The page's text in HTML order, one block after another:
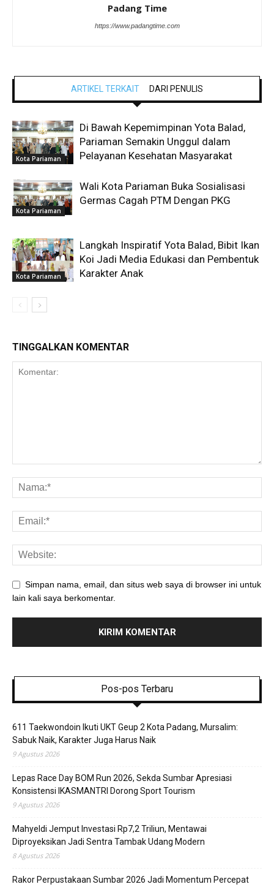
Padang Time
https://www.padangtime.com
ARTIKEL TERKAIT DARI PENULIS
Kota Pariaman
Di Bawah Kepemimpinan Yota Balad,
Pariaman Semakin Unggul dalam
Pelayanan Kesehatan Masyarakat
Kota Pariaman
Wali Kota Pariaman Buka Sosialisasi
Germas Cagah PTM Dengan PKG
Kota Pariaman
Langkah Inspiratif Yota Balad, Bibit Ikan
Koi Jadi Media Edukasi dan Pembentuk
Karakter Anak
TINGGALKAN KOMENTAR
Simpan nama, email, dan situs web saya di browser ini untuk
lain kali saya berkomentar.
Pos-pos Terbaru
611 Taekwondoin Ikuti UKT Geup 2 Kota Padang, Mursalim:
Sabuk Naik, Karakter Juga Harus Naik
9 Agustus 2026
Lepas Race Day BOM Run 2026, Sekda Sumbar Apresiasi
Konsistensi IKASMANTRI Dorong Sport Tourism
9 Agustus 2026
Mahyeldi Jemput Investasi Rp7,2 Triliun, Mentawai
Diproyeksikan Jadi Sentra Tambak Udang Modern
8 Agustus 2026
Rakor Perpustakaan Sumbar 2026 Jadi Momentum Percepat